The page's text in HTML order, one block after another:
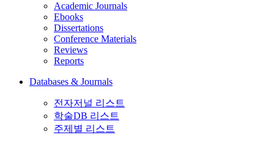
Academic Journals
Ebooks
Dissertations
Conference Materials
Reviews
Reports
Databases & Journals
전자저널 리스트
학술DB 리스트
주제별 리스트